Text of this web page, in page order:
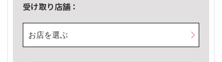
受け取り店舗：
お店を選ぶ